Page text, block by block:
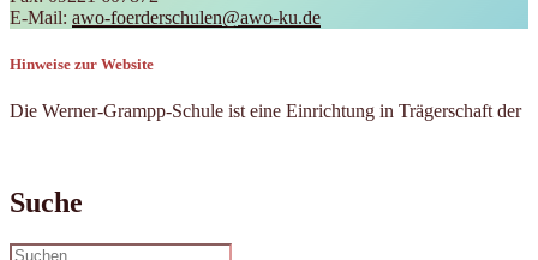
E-Mail: awo-foerderschulen@awo-ku.de
Hinweise zur Website
Die Werner-Grampp-Schule ist eine Einrichtung in Trägerschaft der
Suche
Suchen